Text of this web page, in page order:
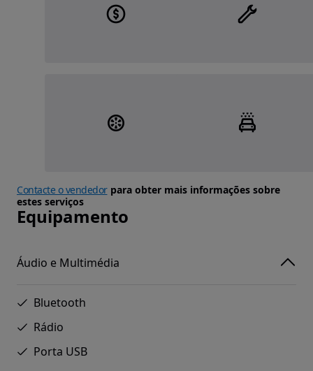
Contacte o vendedorpara obter mais informações sobre
estes serviços
Equipamento
Áudio e Multimédia
Bluetooth
Rádio
Porta USB